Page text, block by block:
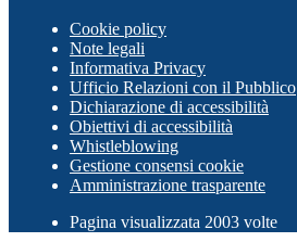
Cookie policy
Note legali
Informativa Privacy
Ufficio Relazioni con il Pubblico
Dichiarazione di accessibilità
Obiettivi di accessibilità
Whistleblowing
Gestione consensi cookie
Amministrazione trasparente
Pagina visualizzata 2003 volte